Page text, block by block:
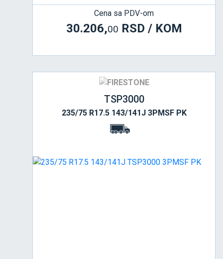
Cena sa PDV-om
30.206,00 RSD / KOM
TSP3000
235/75 R17.5 143/141J 3PMSF PK